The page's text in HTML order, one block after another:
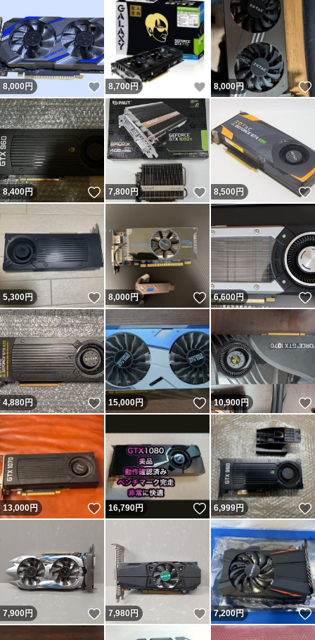
8,000円 いいね！
8,700円 いいね！
8,000円
8,400円 いいね！
7,800円 いいね！
8,500 円
5,300円 いいね！
8,000円 いいね！
6,600円
4,880円 いいね！
15,000円 いいね！
10,900円
13,000円 いいね！
16,790円 いいね！
6,999円
7,900円 いいね！
7,980円 いいね！
7,200円